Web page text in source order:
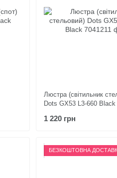
Люстра (світильник
Dots GX53 L3-660 Black
1 220 грн
БЕЗКОШТОВНА